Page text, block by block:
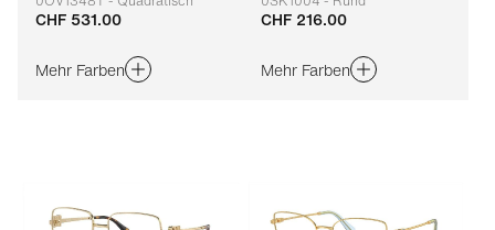
Anpassbar
CHF 531.00
Mehr Farben
Anpassbar
CHF 216.00
Mehr Farben